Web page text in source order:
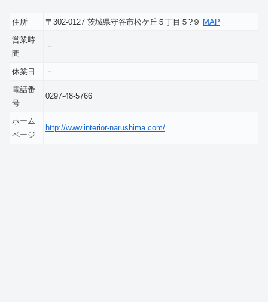
住所 〒302-0127 茨城県守谷市松ケ丘５丁目５?９ MAP
営業時
間
－
休業日
－
電話番
号
0297-48-5766
ホーム
ページ
http://www.interior-narushima.com/